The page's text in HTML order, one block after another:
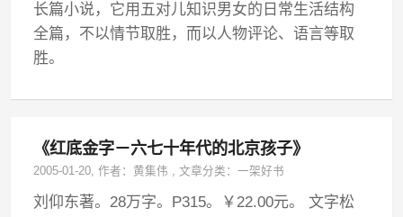
长篇小说，它用五对儿知识男女的日常生活结构
全篇，不以情节取胜，而以人物评论、语言等取
胜。
《红底金字－六七十年代的北京孩子》
2005-01-20, 作者：黄集伟 ,文章分类：一架好书
刘仰东著。28万字。P315。￥22.00元。 文字松